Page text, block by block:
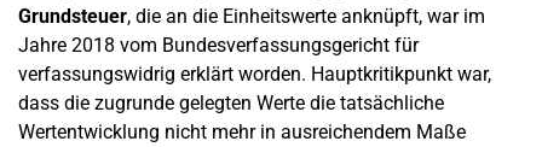
Grundsteuer, die an die Einheitswerte anknüpft, war im
Jahre 2018 vom Bundesverfassungsgericht für
verfassungswidrig erklärt worden. Hauptkritikpunkt war,
dass die zugrunde gelegten Werte die tatsächliche
Wertentwicklung nicht mehr in ausreichendem Maße